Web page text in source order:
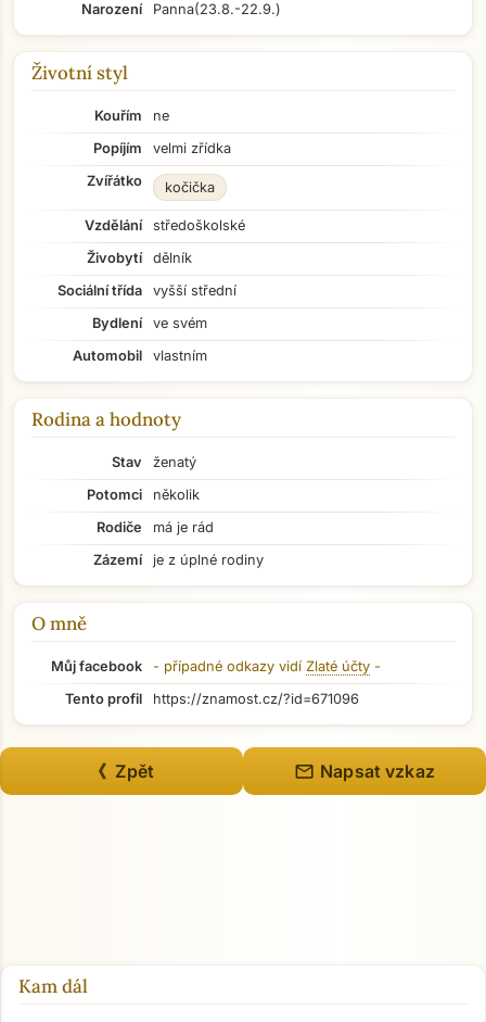
Přejít na hlavní obsah
Narození
Panna(23.8.-22.9.)
Životní styl
Kouřím
ne
Popíjím
velmi zřídka
Zvířátko
kočička
Vzdělání
středoškolské
Živobytí
dělník
Sociální třída
vyšší střední
Bydlení
ve svém
Automobil
vlastním
Rodina a hodnoty
Stav
ženatý
Potomci
několik
Rodiče
má je rád
Zázemí
je z úplné rodiny
O mně
Můj facebook - případné odkazy vidí Zlaté účty -
Tento profil
https://znamost.cz/?id=671096
《 Zpět mail Napsat vzkaz
Kam dál